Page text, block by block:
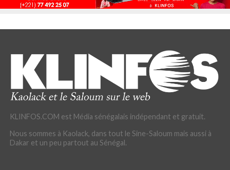
KLINFOS.COM est Média sénégalais indépendant et gratuit.
Nous sommes à Kaolack, dans tout le Sine-Saloum mais aussi à
Dakar et un peu partout au Sénégal.